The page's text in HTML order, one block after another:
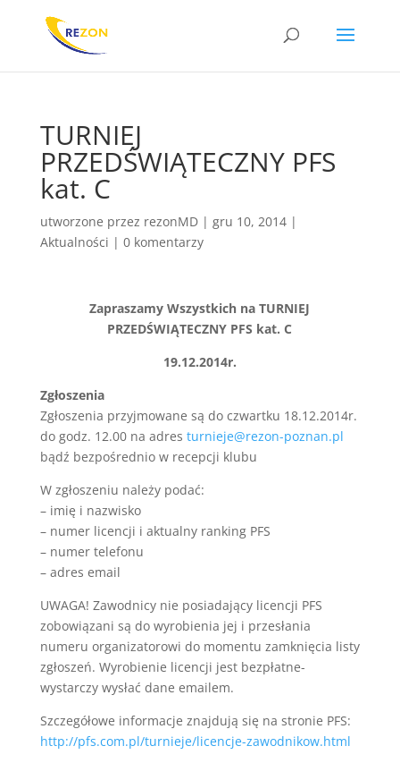
TURNIEJ
PRZEDŚWIĄTECZNY PFS
kat. C
utworzone przez rezonMD| gru 10, 2014|
Aktualności | 0 komentarzy
Zapraszamy Wszystkich na TURNIEJ
PRZEDŚWIĄTECZNY PFS kat. C
19.12.2014r.
Zgłoszenia
Zgłoszenia przyjmowane są do czwartku 18.12.2014r.
do godz. 12.00 na adres turnieje@rezon-poznan.pl
bądź bezpośrednio w recepcji klubu
W zgłoszeniu należy podać:
– imię i nazwisko
– numer licencji i aktualny ranking PFS
– numer telefonu
– adres email
UWAGA! Zawodnicy nie posiadający licencji PFS
zobowiązani są do wyrobienia jej i przesłania
numeru organizatorowi do momentu zamknięcia listy
zgłoszeń. Wyrobienie licencji jest bezpłatne-
wystarczy wysłać dane emailem.
Szczegółowe informacje znajdują się na stronie PFS:
http://pfs.com.pl/turnieje/licencje-zawodnikow.html